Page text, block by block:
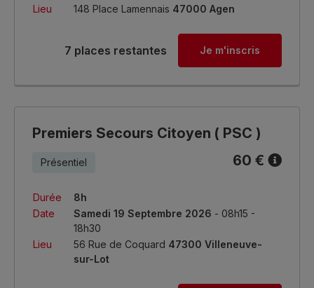
Lieu
148 Place Lamennais 47000 Agen
7 places restantes Je m'inscris
Premiers Secours Citoyen ( PSC )
Présentiel 60 €
Durée
8h
Date
Samedi 19 Septembre 2026 - 08h15 -
18h30
Lieu
56 Rue de Coquard 47300 Villeneuve-
sur-Lot